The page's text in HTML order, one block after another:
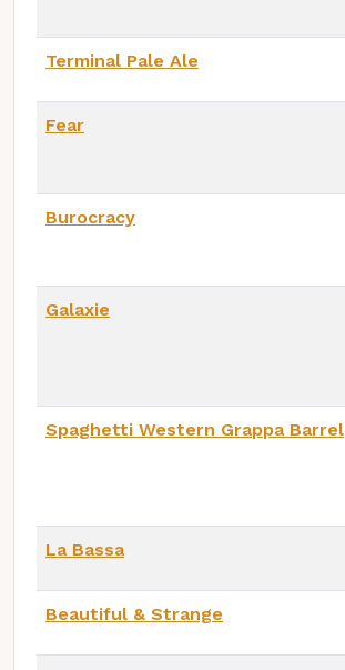
Terminal Pale Ale
Fear
Burocracy
Galaxie
Spaghetti Western Grappa Barrel
La Bassa
Beautiful & Strange